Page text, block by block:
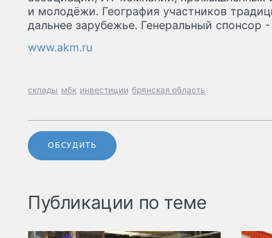
и молодёжи. География участников
дальнее зарубежье. Генеральный спонсор
www.akm.ru
склады мбк инвестиции брянская область
ОБСУДИТЬ
Публикации по теме